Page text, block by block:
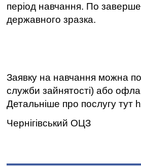
період навчання. По
державного зразка.
Заявку на навчання можна
служби зайнятості) або
Детальніше про послугу
Чернігівський ОЦЗ